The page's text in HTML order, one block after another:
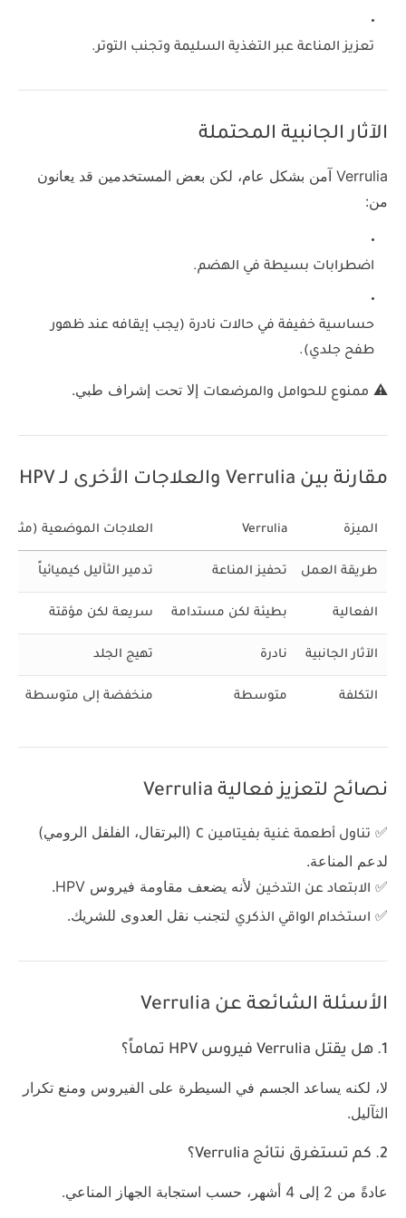
تعزيز المناعة عبر التغذية السليمة وتجنب التوتر.
الآثار الجانبية المحتملة
Verrulia آمن بشكل عام، لكن بعض المستخدمين قد يعانون
من:
اضطرابات بسيطة في الهضم.
حساسية خفيفة في حالات نادرة (يجب إيقافه عند ظهور
طفح جلدي).
⚠ ممنوع للحوامل والمرضعات إلا تحت إشراف طبي.
مقارنة بين Verrulia والعلاجات الأخرى لـ HPV
الميزة Verrulia العلاجات الموضعية (مثل Wartec)
طريقة العمل تحفيز المناعة تدمير الثآليل كيميائياً
الفعالية بطيئة لكن مستدامة سريعة لكن مؤقتة
الآثار الجانبية نادرة تهيج الجلد
التكلفة متوسطة منخفضة إلى متوسطة
نصائح لتعزيز فعالية Verrulia
✅ تناول أطعمة غنية بفيتامين C
(البرتقال، الفلفل الرومي)
لدعم المناعة.
✅ الابتعاد عن التدخين لأنه يضعف مقاومة فيروس HPV.
✅ استخدام الواقي الذكري لتجنب نقل العدوى للشريك.
الأسئلة الشائعة عن Verrulia
1. هل يقتل Verrulia فيروس HPV تماماً؟
لا، لكنه يساعد الجسم في السيطرة على الفيروس ومنع تكرار
الثآليل.
2. كم تستغرق نتائج Verrulia؟
عادةً من 2 إلى 4 أشهر، حسب استجابة الجهاز المناعي.